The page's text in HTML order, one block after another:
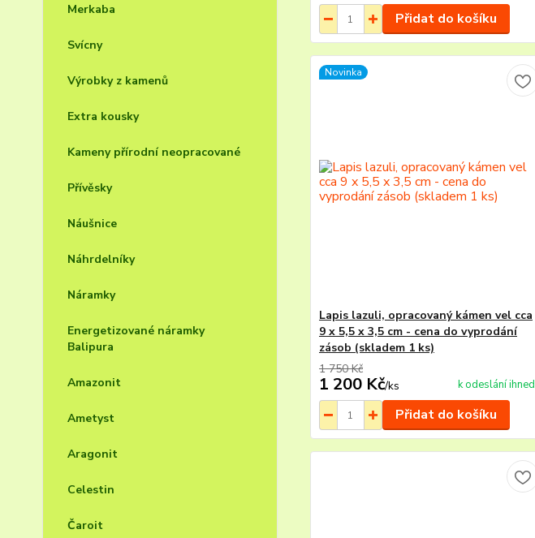
Merkaba
Svícny
Výrobky z kamenů
Extra kousky
Kameny přírodní neopracované
Přívěsky
Náušnice
Náhrdelníky
Náramky
Energetizované náramky
Balipura
Amazonit
Ametyst
Aragonit
Celestin
Čaroit
Přidat do košíku
Novinka
Lapis lazuli, opracovaný kámen vel cca
9 x 5,5 x 3,5 cm - cena do vyprodání
zásob (skladem 1 ks)
1 750 Kč
1 200 Kč/ks k odeslání ihned
Přidat do košíku